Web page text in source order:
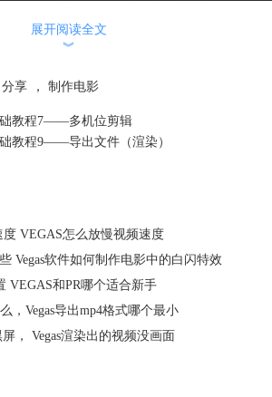
图2：制作电影
选择将视频刻录到DVD等存储媒体甚至是你的相
展开阅读全文
︾
分享 ， 制作电影
础教程7——多机位剪辑
教程9——导出文件（渲染）
VEGAS怎么放慢视频速度
Vegas软件如何制作电影中的白闪特效
VEGAS和PR哪个适合新手
，Vegas导出mp4格式哪个最小
， Vegas渲染出的视频没画面